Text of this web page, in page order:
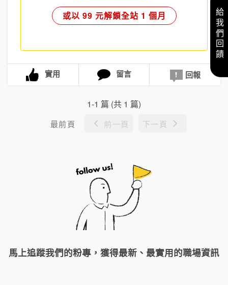
或以 99 元解鎖全站 1 個月
實用 留言 回報
1-1 篇 (共 1 篇)
最前頁 前一頁 下一頁
馬上追蹤我們的粉專，獲得最新、最實用的職場資訊
給我們回饋